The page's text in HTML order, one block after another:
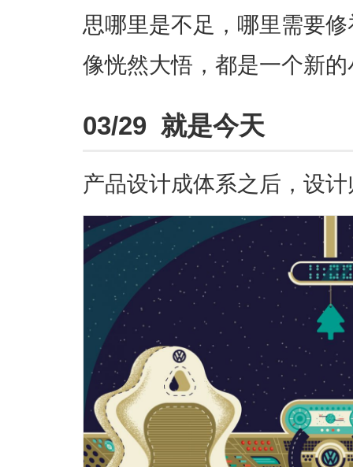
思哪里是不足，哪里需要
像恍然大悟，都是一个新
03/29 就是今天
产品设计成体系之后，设